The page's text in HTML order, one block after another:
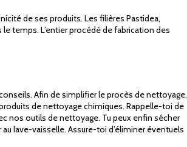
de ses produits. Les filières Pastidea,
temps. L’entier procédé de fabrication des
Afin de simplifier le procès de nettoyage,
de nettoyage chimiques. Rappelle-toi de
nos outils de nettoyage. Tu peux enfin sécher
lave-vaisselle. Assure-toi d’éliminer éventuels